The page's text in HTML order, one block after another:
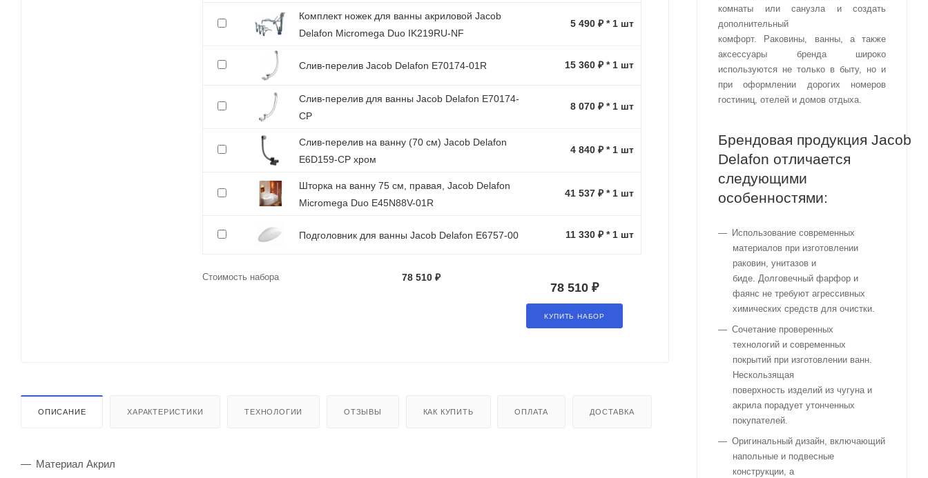
Комплект ножек для ванны акриловой Jacob
Delafon Micromega Duo IK219RU-NF
5 490 ₽ * 1 шт
Слив-перелив Jacob Delafon E70174-01R 15 360 ₽ * 1 шт
Слив-перелив для ванны Jacob Delafon E70174-
CP
8 070 ₽ * 1 шт
Слив-перелив на ванну (70 см) Jacob Delafon
E6D159-CP хром
4 840 ₽ * 1 шт
Шторка на ванну 75 см, правая, Jacob Delafon
Micromega Duo E45N88V-01R
41 537 ₽ * 1 шт
Подголовник для ванны Jacob Delafon E6757-00 11 330 ₽ * 1 шт
Стоимость набора 78 510 ₽
78 510 ₽
КУПИТЬ НАБОР
ОПИСАНИЕ ХАРАКТЕРИСТИКИ ТЕХНОЛОГИИ ОТЗЫВЫ КАК КУПИТЬ ОПЛАТА ДОСТАВКА
Материал Акрил
комнаты или санузла и создать
дополнительный
комфорт. Раковины, ванны, а также
аксессуары бренда широко
используются не только в быту, но и
при оформлении дорогих номеров
гостиниц, отелей и домов отдыха.
Брендовая продукция Jacob
Delafon отличается
следующими
особенностями:
Использование современных
материалов при изготовлении
раковин, унитазов и
биде. Долговечный фарфор и
фаянс не требуют агрессивных
химических средств для очистки.
Сочетание проверенных
технологий и современных
покрытий при изготовлении ванн.
Нескользящая
поверхность изделий из чугуна и
акрила порадует утонченных
покупателей.
Оригинальный дизайн, включающий
напольные и подвесные
конструкции, а